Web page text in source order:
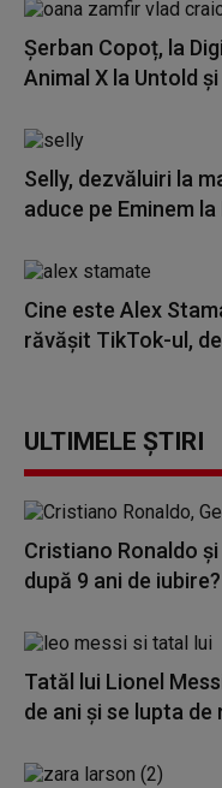
Șerban Copoț, la
Animal X la Untold
Selly, dezvăluiri la
aduce pe Eminem
Cine este Alex
răvășit TikTok-ul,
ULTIMELE ȘTIRI
Cristiano Ronaldo
după 9 ani de
Tatăl lui Lionel
de ani și se lupta de